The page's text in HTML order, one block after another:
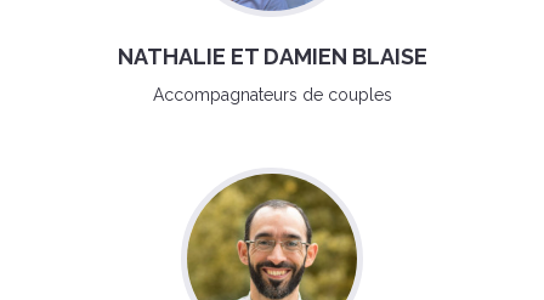
NATHALIE ET DAMIEN BLAISE
Accompagnateurs de couples